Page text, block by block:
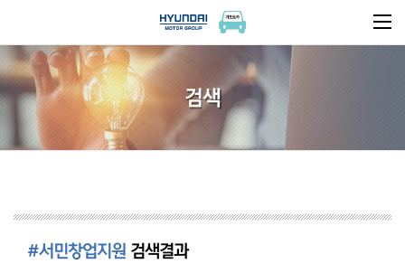
검색
#서민창업지원 검색결과